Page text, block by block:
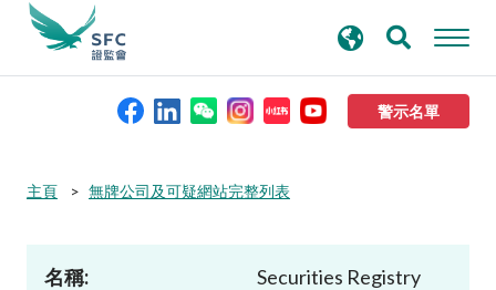
警示名單
本會簡介
尋
主頁 無牌公司及可疑網站完整列表
名稱:
Securities Registry